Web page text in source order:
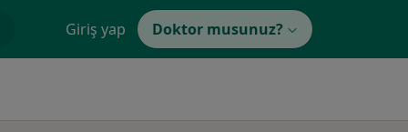
Giriş yap Doktor musunuz?